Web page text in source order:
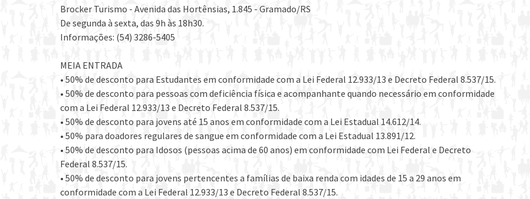
Brocker Turismo - Avenida das Hortênsias, 1.845 - Gramado/RS
De segunda à sexta, das 9h às 18h30.
Informações: (54) 3286-5405
MEIA ENTRADA
• 50% de desconto para Estudantes em conformidade com a Lei Federal 12.933/13 e Decreto Federal 8.537/15.
• 50% de desconto para pessoas com deficiência física e acompanhante quando necessário em conformidade
com a Lei Federal 12.933/13 e Decreto Federal 8.537/15.
• 50% de desconto para jovens até 15 anos em conformidade com a Lei Estadual 14.612/14.
• 50% para doadores regulares de sangue em conformidade com a Lei Estadual 13.891/12.
• 50% de desconto para Idosos (pessoas acima de 60 anos) em conformidade com Lei Federal e Decreto
Federal 8.537/15.
• 50% de desconto para jovens pertencentes a famílias de baixa renda com idades de 15 a 29 anos em
conformidade com a Lei Federal 12.933/13 e Decreto Federal 8.537/15.